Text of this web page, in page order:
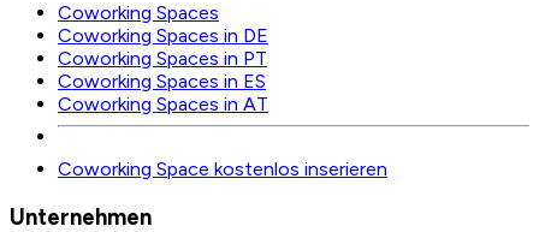
Coworking Spaces
Coworking Spaces in DE
Coworking Spaces in PT
Coworking Spaces in ES
Coworking Spaces in AT
Coworking Space kostenlos inserieren
Unternehmen